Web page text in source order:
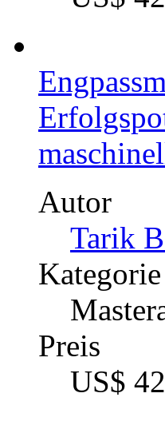
Analyse
Autor
Kategorie
Preis